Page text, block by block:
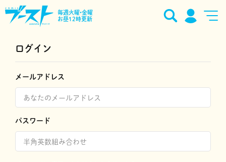
毎週火曜•金曜
お昼12時更新
ログイン
メールアドレス
パスワード